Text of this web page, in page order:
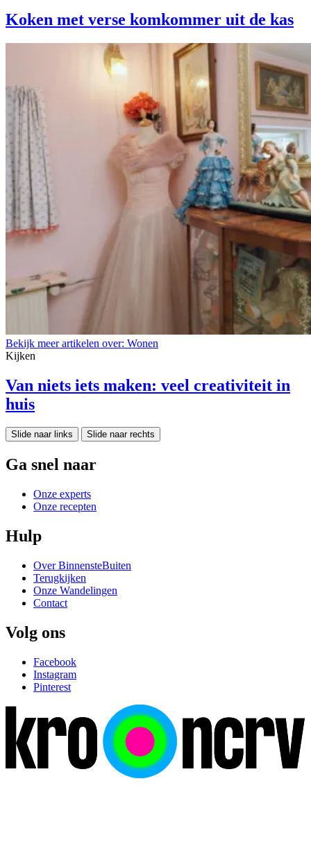
Koken met verse komkommer uit de kas
Bekijk meer artikelen over: Wonen
Kijken
Van niets iets maken: veel creativiteit in
huis
Slide naar links Slide naar rechts
Ga snel naar
Onze experts
Onze recepten
Hulp
Over BinnensteBuiten
Terugkijken
Onze Wandelingen
Contact
Volg ons
Facebook
Instagram
Pinterest